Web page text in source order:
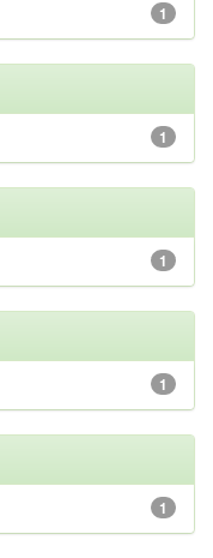
1
1
1
1
1